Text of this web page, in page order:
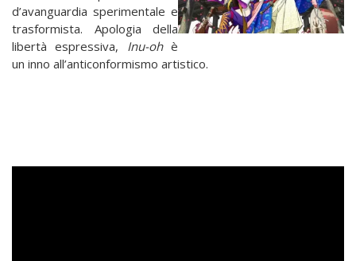
d’avanguardia sperimentale e
trasformista. Apologia della
libertà espressiva, Inu-ohè
un inno all’anticonformismo artistico.